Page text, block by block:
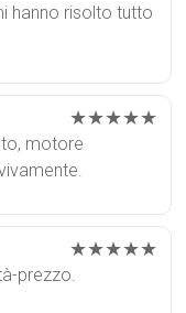
hanno risolto tutto
★★★★★
motore
★★★★★
prezzo.